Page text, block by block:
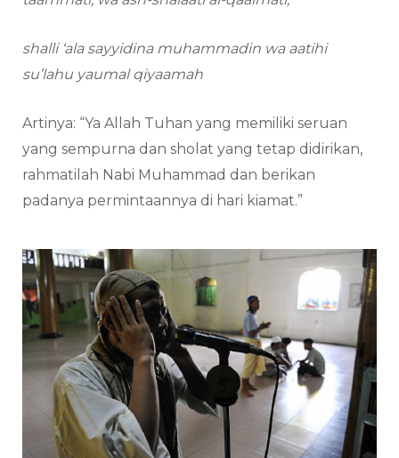
shalli ‘ala sayyidina muhammadin wa aatihi
su’lahu yaumal qiyaamah
Artinya: “Ya Allah Tuhan yang memiliki seruan
yang sempurna dan sholat yang tetap didirikan,
rahmatilah Nabi Muhammad dan berikan
padanya permintaannya di hari kiamat.”